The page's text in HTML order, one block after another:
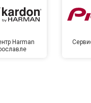
Harman